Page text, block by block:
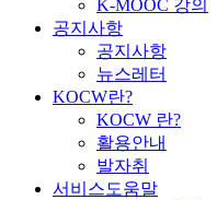
K-MOOC 강의
공지사항
공지사항
뉴스레터
KOCW란?
KOCW 란?
활용안내
발자취
서비스도움말